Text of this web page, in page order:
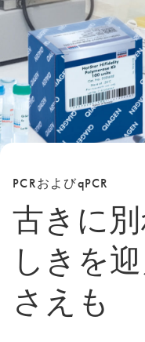
PCRおよびqPCR
古きに
しきを
さえも